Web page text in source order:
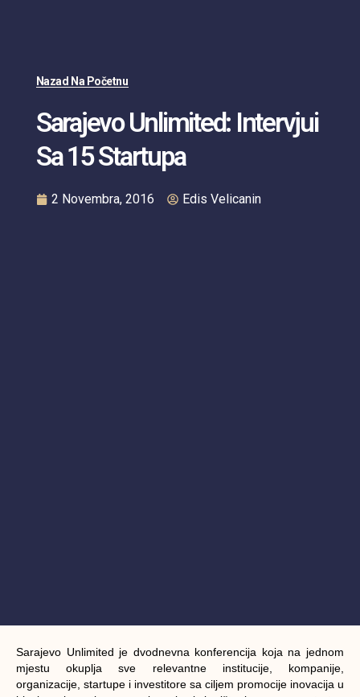
Nazad Na Početnu
Sarajevo Unlimited: Intervjui
Sa 15 Startupa
2 Novembra, 2016 Edis Velicanin
Sarajevo Unlimited je dvodnevna konferencija koja na jednom
mjestu okuplja sve relevantne institucije, kompanije,
organizacije, startupe i investitore sa ciljem promocije inovacija u